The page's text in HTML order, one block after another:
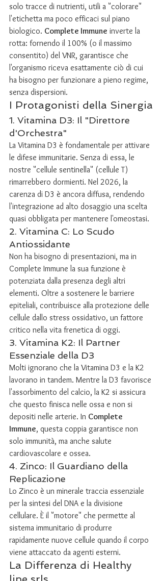
solo tracce di nutrienti, utili a "colorare"
l'etichetta ma poco efficaci sul piano
biologico. Complete Immune inverte la
rotta: fornendo il 100% (o il massimo
consentito) del VNR, garantisce che
l'organismo riceva esattamente ciò di cui
ha bisogno per funzionare a pieno regime,
senza dispersioni.
I Protagonisti della Sinergia
1. Vitamina D3: Il "Direttore
d'Orchestra"
La Vitamina D3 è fondamentale per attivare
le difese immunitarie. Senza di essa, le
nostre "cellule sentinella" (cellule T)
rimarrebbero dormienti. Nel 2026, la
carenza di D3 è ancora diffusa, rendendo
l'integrazione ad alto dosaggio una scelta
quasi obbligata per mantenere l'omeostasi.
2. Vitamina C: Lo Scudo
Antiossidante
Non ha bisogno di presentazioni, ma in
Complete Immune la sua funzione è
potenziata dalla presenza degli altri
elementi. Oltre a sostenere le barriere
epiteliali, contribuisce alla protezione delle
cellule dallo stress ossidativo, un fattore
critico nella vita frenetica di oggi.
3. Vitamina K2: Il Partner
Essenziale della D3
Molti ignorano che la Vitamina D3 e la K2
lavorano in tandem. Mentre la D3 favorisce
l'assorbimento del calcio, la K2 si assicura
che questo finisca nelle ossa e non si
depositi nelle arterie. In Complete
Immune, questa coppia garantisce non
solo immunità, ma anche salute
cardiovascolare e ossea.
4. Zinco: Il Guardiano della
Replicazione
Lo Zinco è un minerale traccia essenziale
per la sintesi del DNA e la divisione
cellulare. È il "motore" che permette al
sistema immunitario di produrre
rapidamente nuove cellule quando il corpo
viene attaccato da agenti esterni.
La Differenza di Healthy